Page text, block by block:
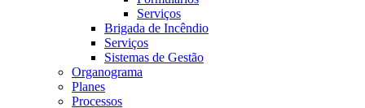
Serviços
Brigada de Incêndio
Serviços
Sistemas de Gestão
Organograma
Planes
Processos